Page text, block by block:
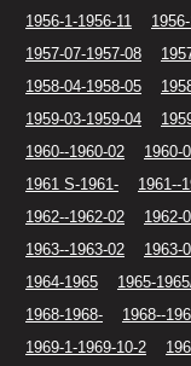
1956-1-1956-11
1957-07-1957-08
1958-04-1958-05
1959-03-1959-04
1960--1960-02
1960-
1961 S-1961-
1961--
1962--1962-02
1962-
1963--1963-02
1963-
1964-1965
1965-
1968-1968-
1968--
1969-1-1969-10-2